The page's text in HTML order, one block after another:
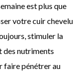
est plus que
votre cuir chevelu
stimuler la
des nutriments
faire pénétrer au